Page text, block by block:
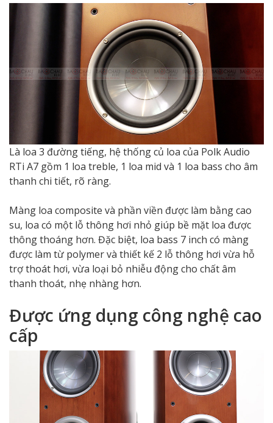
Là loa 3 đường tiếng, hệ thống củ loa của Polk Audio
RTi A7 gồm 1 loa treble, 1 loa mid và 1 loa bass cho âm
thanh chi tiết, rõ ràng.
Màng loa composite và phần viền được làm bằng cao
su, loa có một lỗ thông hơi nhỏ giúp bề mặt loa được
thông thoáng hơn. Đặc biệt, loa bass 7 inch có màng
được làm từ polymer và thiết kế 2 lỗ thông hơi vừa hỗ
trợ thoát hơi, vừa loại bỏ nhiễu động cho chất âm
thanh thoát, nhẹ nhàng hơn.
Được ứng dụng công nghệ cao
cấp